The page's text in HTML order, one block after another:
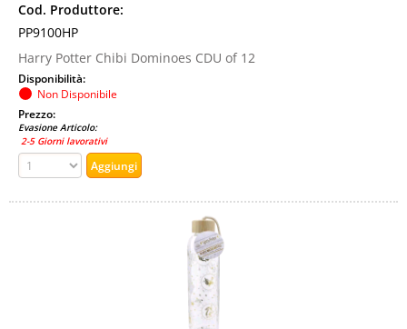
Cod. Produttore:
PP9100HP
Harry Potter Chibi Dominoes CDU of 12
Disponibilità:
Non Disponibile
Prezzo:
Evasione Articolo:
2-5 Giorni lavorativi